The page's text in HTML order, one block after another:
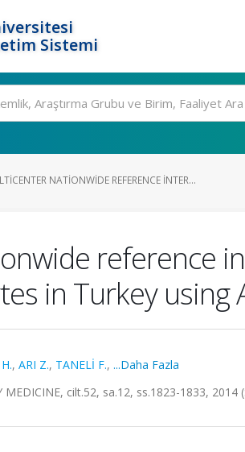
Sistemi
NATIONWIDE REFERENCE INTER...
reference
in Turkey using
, ARI Z., TANELİ F., ...Daha Fazla
MEDICINE, cilt.52, sa.12, ss.1823-1833, 2014